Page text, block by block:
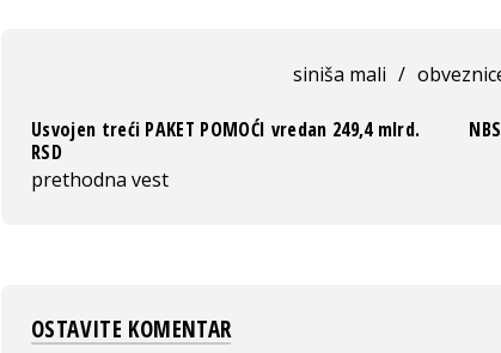
siniša mali /
Usvojen treći PAKET POMOĆI vredan 249,4 mlrd.
RSD
prethodna vest
OSTAVITE KOMENTAR